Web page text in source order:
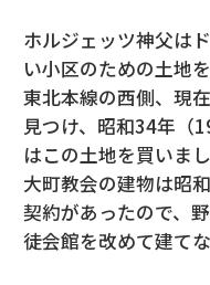
ホルジェッツ神父は
い小区のための土地
東北本線の西側、現
見つけ、昭和34年（
はこの土地を買いま
大町教会の建物は昭
契約があったので、
徒会館を改めて建て